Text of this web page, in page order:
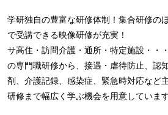
学研独自の豊富な研修体制！集合研修の
で受講できる映像研修が充実！
サ高住・訪問介護・通所・特定施設・・
の専門職研修から、接遇・虐待防止、認
剤、介護記録、感染症、緊急時対応など
研修まで幅広く学ぶ機会を用意しています